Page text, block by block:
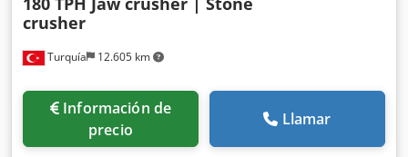
Turquía 12.605 km
crusher
Información de
precio
Llamar